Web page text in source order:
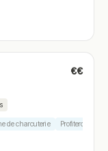
€€
de charcuterie Profiteroles